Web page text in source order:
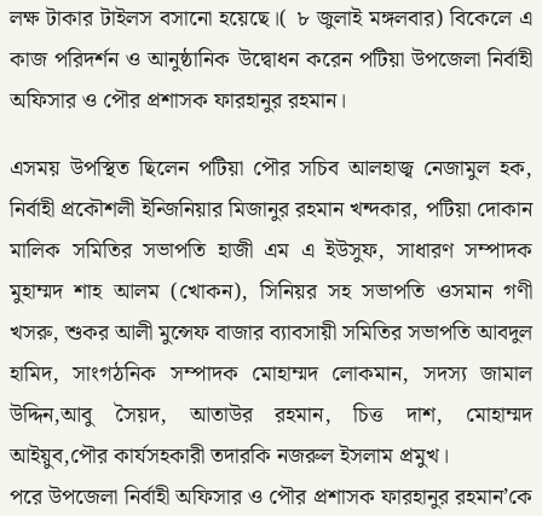
লক্ষ টাকার টাইলস বসানো হয়েছে।( ৮ জুলাই মঙ্গলবার) বিকেলে এ
কাজ পরিদর্শন ও আনুষ্ঠানিক উদ্বোধন করেন পটিয়া উপজেলা নির্বাহী
অফিসার ও পৌর প্রশাসক ফারহানুর রহমান।
এসময় উপস্থিত ছিলেন পটিয়া পৌর সচিব আলহাজ্ব নেজামুল হক,
নির্বাহী প্রকৌশলী ইন্জিনিয়ার মিজানুর রহমান খন্দকার, পটিয়া দোকান
মালিক সমিতির সভাপতি হাজী এম এ ইউসুফ, সাধারণ সম্পাদক
মুহাম্মদ শাহ আলম (খোকন), সিনিয়র সহ সভাপতি ওসমান গণী
খসরু, শুকর আলী মুন্সেফ বাজার ব্যাবসায়ী সমিতির সভাপতি আবদুল
হামিদ, সাংগঠনিক সম্পাদক মোহাম্মদ লোকমান, সদস্য জামাল
উদ্দিন,আবু সৈয়দ, আতাউর রহমান, চিত্ত দাশ, মোহাম্মদ
আইয়ুব,পৌর কার্যসহকারী তদারকি নজরুল ইসলাম প্রমুখ।
পরে উপজেলা নির্বাহী অফিসার ও পৌর প্রশাসক ফারহানুর রহমান’কে